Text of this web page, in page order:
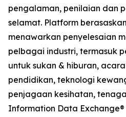
pengalaman, penilaian dan
selamat. Platform
menawarkan penyelesaian
pelbagai industri, termasuk
untuk sukan & hiburan,
pendidikan, teknologi
penjagaan kesihatan,
Information Data